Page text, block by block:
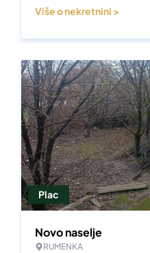
Više o nekretnini >
Plac
Novo naselje
RUMENKA